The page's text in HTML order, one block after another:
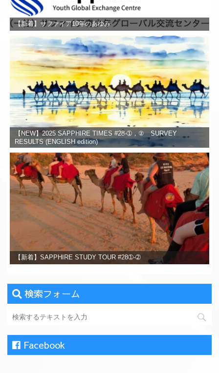
【新着】サファイア10年のあゆみ
【NEW】2025 SAPPHIRE TIMES #28-➀，② SURVEY
RESULTS (ENGLISH edition)
【新着】SAPPHIRE STUDY TOUR #28➀-➁
検索フォーム
Facebook